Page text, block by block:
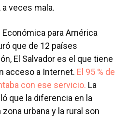
a veces mala.
Económica para América
que de 12 países
El Salvador es el que tiene
acceso a Internet. El 95 % de
con ese servicio. La
que la diferencia en la
urbana y la rural son